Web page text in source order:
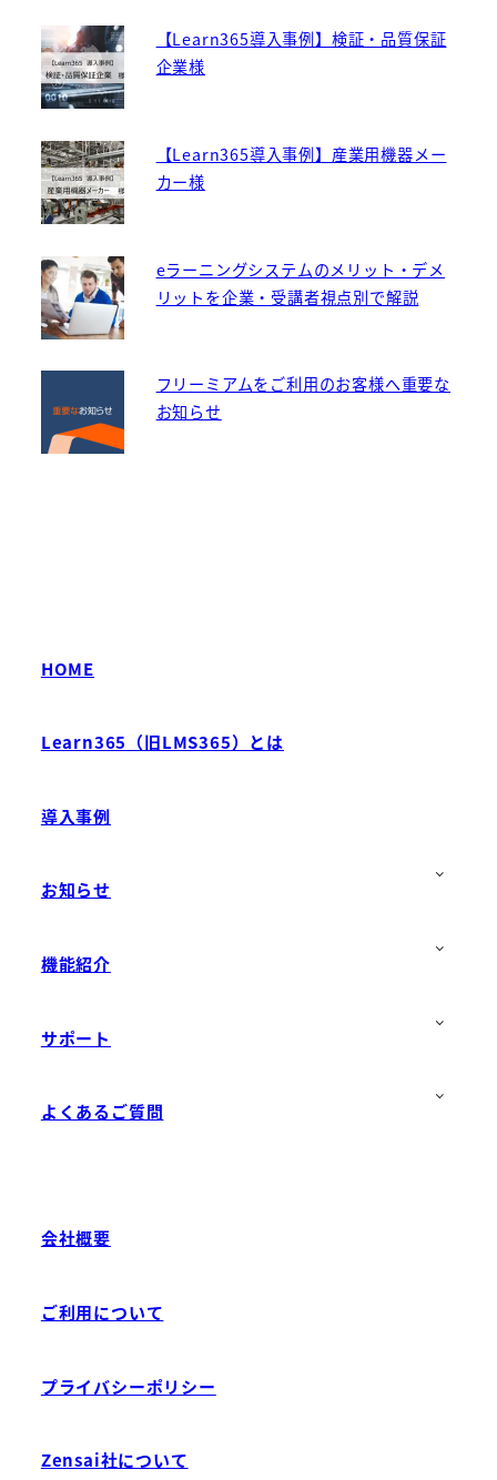
【Learn365導入事例】検証・品質保証
企業様
【Learn365導入事例】産業用機器メー
カー様
eラーニングシステムのメリット・デメ
リットを企業・受講者視点別で解説
フリーミアムをご利用のお客様へ重要な
お知らせ
HOME
Learn365（旧LMS365）とは
導入事例
お知らせ
機能紹介
サポート
よくあるご質問
会社概要
ご利用について
プライバシーポリシー
Zensai社について